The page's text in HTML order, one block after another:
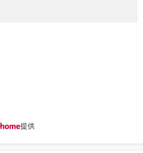
提供